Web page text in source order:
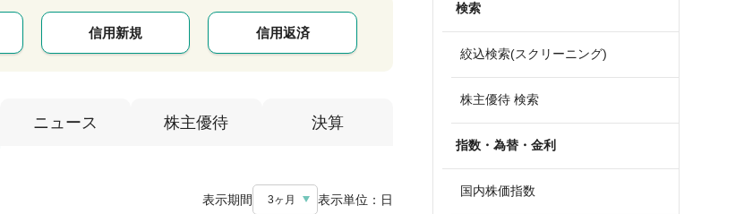
信用新規 信用返済
ニュース 株主優待 決算
表示期間 3ヶ月 表示単位： 日
検索
絞込検索(スクリーニング)
株主優待 検索
指数・為替・金利
国内株価指数